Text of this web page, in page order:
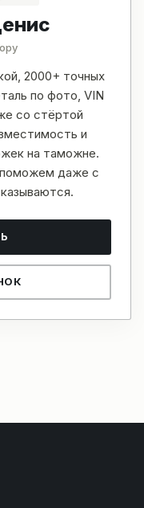
2000+ точных
по фото, VIN
со стёртой
и
на таможне.
поможем даже с